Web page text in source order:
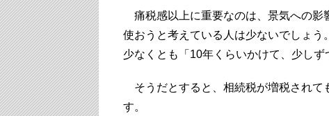
痛税感以上に重要なのは、景気への影
使おうと考えている人は少ないでしょう
少なくとも「10年くらいかけて、少しず
そうだとすると、相続税が増税されて
す。